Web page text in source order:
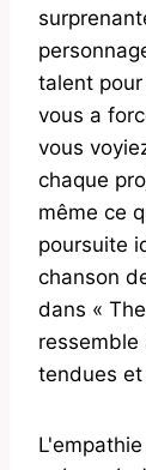
talent
vous a
vous
chaque
même ce
poursuite
chanson
dans «
ressemble
tendues